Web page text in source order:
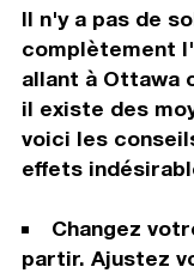
Il n'y a pas de
complètement
allant à Ottawa
il existe des
voici les
effets
Changez
partir. Ajustez